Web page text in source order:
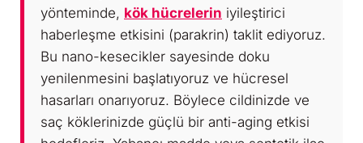
yönteminde, kök hücrelerin iyileştirici
haberleşme etkisini (parakrin) taklit ediyoruz.
Bu nano-kesecikler sayesinde doku
yenilenmesini başlatıyoruz ve hücresel
hasarları onarıyoruz. Böylece cildinizde ve
saç köklerinizde güçlü bir anti-aging etkisi